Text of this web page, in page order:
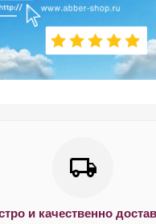
и качественно